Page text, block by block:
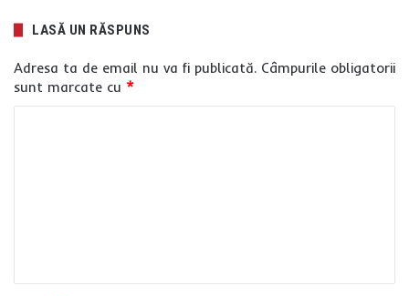
LASĂ UN RĂSPUNS
Adresa ta de email nu va fi publicată. Câmpurile obligatorii
sunt marcate cu *
a